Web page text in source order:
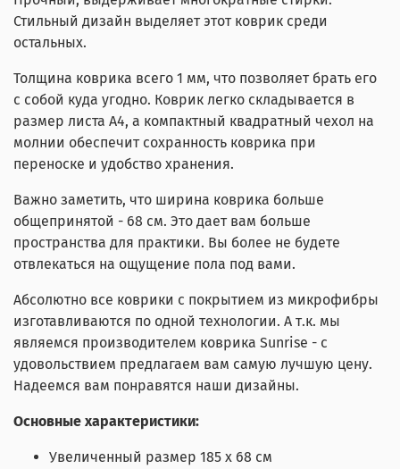
Стильный дизайн выделяет этот коврик среди
остальных.
Толщина коврика всего 1 мм, что позволяет брать его
с собой куда угодно. Коврик легко складывается в
размер листа А4, а компактный квадратный чехол на
молнии обеспечит сохранность коврика при
переноске и удобство хранения.
Важно заметить, что ширина коврика больше
общепринятой - 68 см. Это дает вам больше
пространства для практики. Вы более не будете
отвлекаться на ощущение пола под вами.
Абсолютно все коврики с покрытием из микрофибры
изготавливаются по одной технологии. А т.к. мы
являемся производителем коврика Sunrise - с
удовольствием предлагаем вам самую лучшую цену.
Надеемся вам понравятся наши дизайны.
Основные характеристики:
Увеличенный размер 185 х 68 см